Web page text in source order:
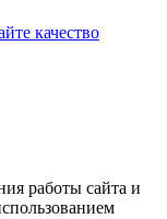
работы сайта и